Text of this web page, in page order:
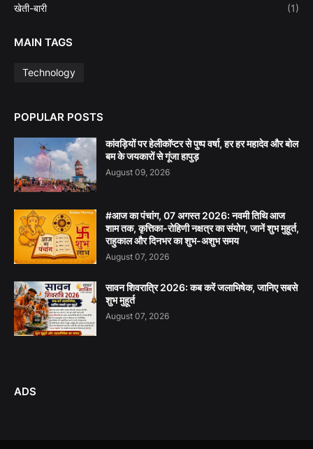
खेती-बारी (1)
MAIN TAGS
Technology
POPULAR POSTS
कांवड़ियों पर हेलीकॉप्टर से पुष्प वर्षा, हर हर महादेव और बोल
बम के जयकारों से गूंजा हापुड़
August 09, 2026
#आज का पंचांग, 07 अगस्त 2026: नवमी तिथि आज
शाम तक, कृत्तिका-रोहिणी नक्षत्र का संयोग, जानें शुभ मुहूर्त,
राहुकाल और दिनभर का शुभ-अशुभ समय
August 07, 2026
सावन शिवरात्रि 2026: कब करें जलाभिषेक, जानिए सबसे
शुभ मुहूर्त
August 07, 2026
ADS